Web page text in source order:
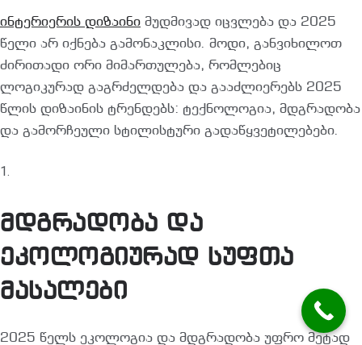
ინტერიერის დიზაინი მუდმივად იცვლება და 2025
წელი არ იქნება გამონაკლისი. მოდი, განვიხილოთ
ძირითადი ორი მიმართულება, რომლებიც
ლოგიკურად გაგრძელდება და გააძლიერებს 2025
წლის დიზაინის ტრენდებს: ტექნოლოგია, მდგრადობა
და გამორჩეული სტილისტური გადაწყვეტილებები.
მდგრადობა და
ეკოლოგიურად სუფთა
მასალები
2025 წელს ეკოლოგია და მდგრადობა უფრო მეტად